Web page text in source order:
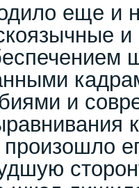
еще и
и